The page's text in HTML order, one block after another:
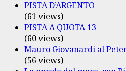
PISTA D’ARGENTO
(61 views)
PISTA A QUOTA 13
(60 views)
Mauro Giovanardi al
(56 views)